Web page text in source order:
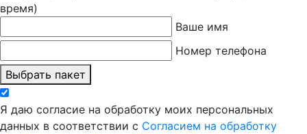
время)
Ваше имя
Номер телефона
Выбрать пакет
Я даю согласие на обработку моих персональных
данных в соответствии с Согласием на обработку